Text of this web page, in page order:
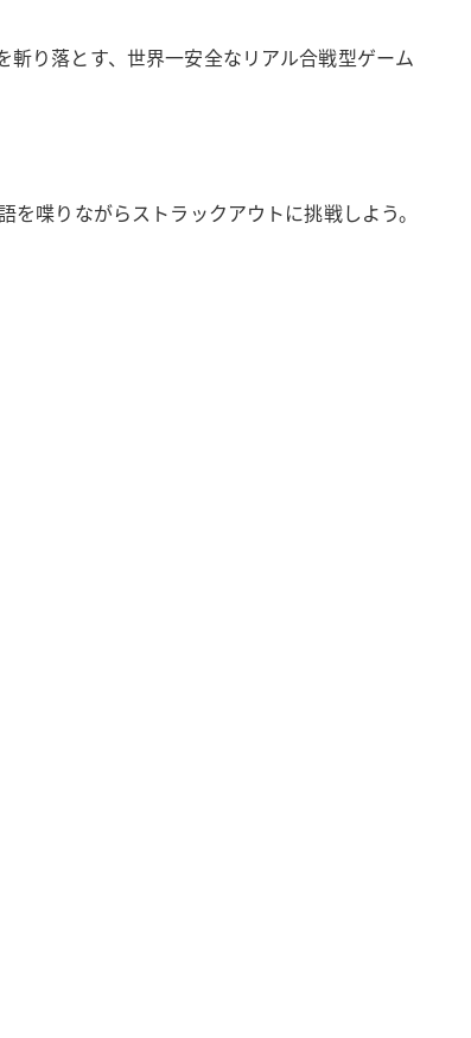
り落とす、世界一安全なリアル合戦型ゲーム
喋りながらストラックアウトに挑戦しよう。